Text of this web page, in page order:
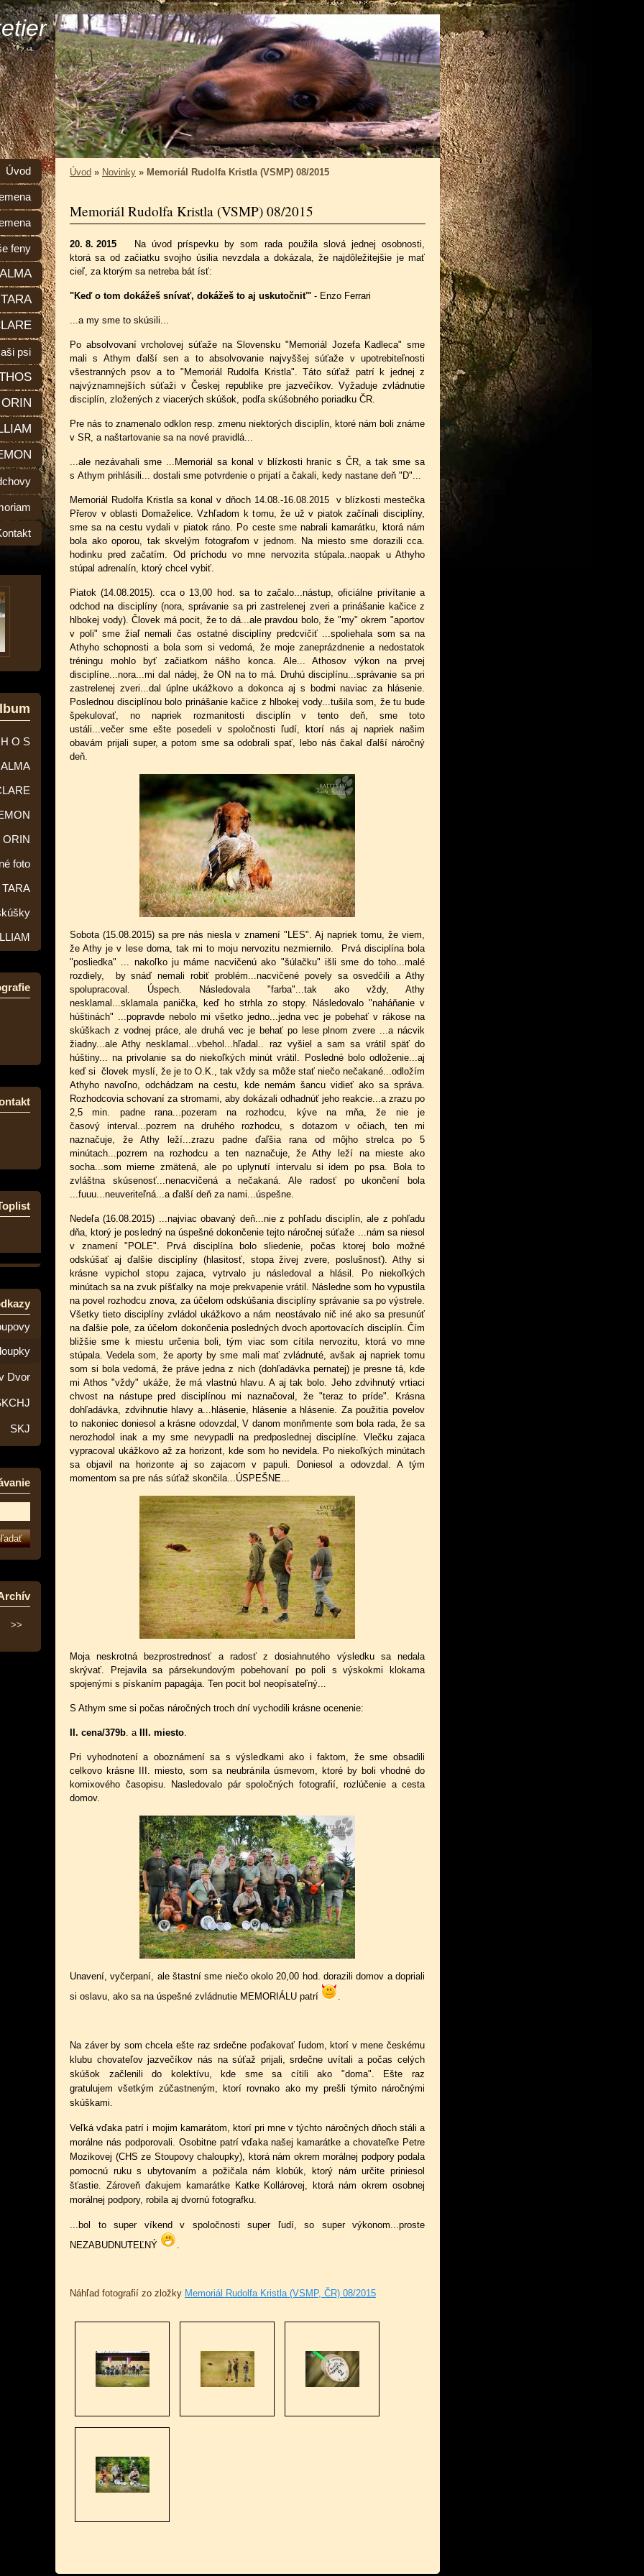
Úvod » Novinky » Memoriál Rudolfa Kristla (VSMP) 08/2015
Memoriál Rudolfa Kristla (VSMP) 08/2015
20. 8. 2015
Na úvod príspevku by som rada použila slová jednej osobnosti,
ktorá sa od začiatku svojho úsilia nevzdala a dokázala, že najdôležitejšie je mať
cieľ, za ktorým sa netreba bát ísť:
"Keď o tom dokážeš snívať, dokážeš to aj uskutočniť" - Enzo Ferrari
...a my sme to skúsili...
Po absolvovaní vrcholovej súťaže na Slovensku "Memoriál Jozefa Kadleca" sme
mali s Athym ďalší sen a to absolvovanie najvyššej súťaže v upotrebiteľnosti
všestranných psov a to "Memoriál Rudolfa Kristla". Táto súťaž patrí k jednej z
najvýznamnejších súťaži v Českej republike pre jazvečíkov. Vyžaduje zvládnutie
disciplín, zložených z viacerých skúšok, podľa skúšobného poriadku ČR.
Pre nás to znamenalo odklon resp. zmenu niektorých disciplín, ktoré nám boli známe
v SR, a naštartovanie sa na nové pravidlá...
...ale nezávahali sme ...Memoriál sa konal v blízkosti hraníc s ČR, a tak sme sa
s Athym prihlásili... dostali sme potvrdenie o prijatí a čakali, kedy nastane deň "D"...
Memoriál Rudolfa Kristla sa konal v dňoch 14.08.-16.08.2015 v blízkosti mestečka
Přerov v oblasti Domaželice. Vzhľadom k tomu, že už v piatok začínali disciplíny,
sme sa na cestu vydali v piatok ráno. Po ceste sme nabrali kamarátku, ktorá nám
bola ako oporou, tak skvelým fotografom v jednom. Na miesto sme dorazili cca.
hodinku pred začatím. Od príchodu vo mne nervozita stúpala..naopak u Athyho
stúpal adrenalín, ktorý chcel vybiť.
Piatok (14.08.2015). cca o 13,00 hod. sa to začalo...nástup, oficiálne privítanie a
odchod na disciplíny (nora, správanie sa pri zastrelenej zveri a prinášanie kačice z
hlbokej vody). Človek má pocit, že to dá...ale pravdou bolo, že "my" okrem "aportov
v poli" sme žiaľ nemali čas ostatné disciplíny predcvičiť ...spoliehala som sa na
Athyho schopnosti a bola som si vedomá, že moje zaneprázdnenie a nedostatok
tréningu mohlo byť začiatkom nášho konca. Ale... Athosov výkon na prvej
disciplíne...nora...mi dal nádej, že ON na to má. Druhú disciplínu...správanie sa pri
zastrelenej zveri...dal úplne ukážkovo a dokonca aj s bodmi naviac za hlásenie.
Poslednou disciplínou bolo prinášanie kačice z hlbokej vody...tušila som, že tu bude
špekulovať, no napriek rozmanitosti disciplín v tento deň, sme toto
ustáli...večer sme ešte posedeli v spoločnosti ľudí, ktorí nás aj napriek našim
obavám prijali super, a potom sme sa odobrali spať, lebo nás čakal ďalší náročný
deň.
Sobota (15.08.2015) sa pre nás niesla v znamení "LES". Aj napriek tomu, že viem,
že Athy je v lese doma, tak mi to moju nervozitu nezmiernilo. Prvá disciplína bola
"posliedka" ... nakoľko ju máme nacvičenú ako "šúlačku" išli sme do toho...malé
rozdiely, by snáď nemali robiť problém...nacvičené povely sa osvedčili a Athy
spolupracoval. Úspech. Následovala "farba"...tak ako vždy, Athy
nesklamal...sklamala panička, keď ho strhla zo stopy. Následovalo "naháňanie v
húštinách" ...popravde nebolo mi všetko jedno...jedna vec je pobehať v rákose na
skúškach z vodnej práce, ale druhá vec je behať po lese plnom zvere ...a nácvik
žiadny...ale Athy nesklamal...vbehol...hľadal.. raz vyšiel a sam sa vrátil späť do
húštiny... na privolanie sa do niekoľkých minút vrátil. Posledné bolo odloženie...aj
keď si človek myslí, že je to O.K., tak vždy sa môže stať niečo nečakané...odložím
Athyho navoľno, odchádzam na cestu, kde nemám šancu vidieť ako sa správa.
Rozhodcovia schovaní za stromami, aby dokázali odhadnúť jeho reakcie...a zrazu po
2,5 min. padne rana...pozeram na rozhodcu, kýve na mňa, že nie je
časový interval...pozrem na druhého rozhodcu, s dotazom v očiach, ten mi
naznačuje, že Athy leží...zrazu padne ďaľšia rana od môjho strelca po 5
minútach...pozrem na rozhodcu a ten naznačuje, že Athy leží na mieste ako
socha...som mierne zmätená, ale po uplynutí intervalu si idem po psa. Bola to
zvláštna skúsenosť...nenacvičená a nečakaná. Ale radosť po ukončení bola
...fuuu...neuveriteľná...a ďalší deň za nami...úspešne.
Nedeľa (16.08.2015) ...najviac obavaný deň...nie z pohľadu disciplín, ale z pohľadu
dňa, ktorý je posledný na úspešné dokončenie tejto náročnej súťaže ...nám sa niesol
v znamení "POLE". Prvá disciplína bolo sliedenie, počas ktorej bolo možné
odskúšať aj ďalšie disciplíny (hlasitosť, stopa živej zvere, poslušnosť). Athy si
krásne vypichol stopu zajaca, vytrvalo ju následoval a hlásil. Po niekoľkých
minútach sa na zvuk píšťalky na moje prekvapenie vrátil. Následne som ho vypustila
na povel rozhodcu znova, za účelom odskúšania disciplíny správanie sa po výstrele.
Všetky tieto disciplíny zvládol ukážkovo a nám neostávalo nič iné ako sa presunúť
na ďalšie pole, za účelom dokončenia posledných dvoch aportovacích disciplín. Čím
bližšie sme k miestu určenia boli, tým viac som cítila nervozitu, ktorá vo mne
stúpala. Vedela som, že aporty by sme mali mať zvládnuté, avšak aj napriek tomu
som si bola vedomá, že práve jedna z nich (dohľadávka pernatej) je presne tá, kde
mi Athos "vždy" ukáže, že má vlastnú hlavu. A aj tak bolo. Jeho zdvihnutý vrtiaci
chvost na nástupe pred disciplínou mi naznačoval, že "teraz to príde". Krásna
dohľadávka, zdvihnutie hlavy a...hlásenie, hlásenie a hlásenie. Za použitia povelov
to nakoniec doniesol a krásne odovzdal, V danom monňmente som bola rada, že sa
nerozhodol inak a my sme nevypadli na predposlednej disciplíne. Vlečku zajaca
vypracoval ukážkovo až za horizont, kde som ho nevidela. Po niekoľkých minútach
sa objavil na horizonte aj so zajacom v papuli. Doniesol a odovzdal. A tým
momentom sa pre nás súťaž skončila...ÚSPEŠNE...
Moja neskrotná bezprostrednosť a radosť z dosiahnutého výsledku sa nedala
skrývať. Prejavila sa pársekundovým pobehovaní po poli s výskokmi klokama
spojenými s pískaním papagája. Ten pocit bol neopísateľný...
S Athym sme si počas náročných troch dní vychodili krásne ocenenie:
II. cena/379b. a III. miesto.
Pri vyhodnotení a oboznámení sa s výsledkami ako i faktom, že sme obsadili
celkovo krásne III. miesto, som sa neubránila úsmevom, ktoré by boli vhodné do
komixového časopisu. Nasledovalo pár spoločných fotografií, rozlúčenie a cesta
domov.
Unavení, vyčerpaní, ale štastní sme niečo okolo 20,00 hod. dorazili domov a dopriali
si oslavu, ako sa na úspešné zvládnutie MEMORIÁLU patrí
.
Na záver by somchcela ešte raz srdečne poďakovať ľudom, ktorí v mene českému
klubu chovateľov jazvečíkov nás na súťaž prijali, srdečne uvítali a počas celých
skúšok začlenili do kolektívu, kde sme sa cítili ako "doma". Ešte raz
gratulujem všetkým zúčastneným, ktorí rovnako ako my prešli týmito náročnými
skúškami.
Veľká vďaka patrí i mojim kamarátom, ktorí pri mne v týchto náročných dňoch stáli a
morálne nás podporovali. Osobitne patrí vďaka našej kamarátke a chovateľke Petre
Mozikovej (CHS ze Stoupovy chaloupky), ktorá nám okrem morálnej podpory podala
pomocnú ruku s ubytovaním a požičala nám klobúk, ktorý námurčite priniesol
šťastie. Zároveň ďakujem kamarátke Katke Kollárovej, ktorá nám okrem osobnej
morálnej podpory, robila aj dvornú fotografku.
...bol to super víkend v spoločnosti super ľudí, so super výkonom...proste
NEZABUDNUTEĽNÝ
.
Náhľad fotografií zo zložky Memoriál Rudolfa Kristla (VSMP, ČR) 08/2015
Úvod
feny
ALMA
TARA
psi
ORIN
O S
ALMA
ORIN
foto
TARA
Dvor
SKJ
>>